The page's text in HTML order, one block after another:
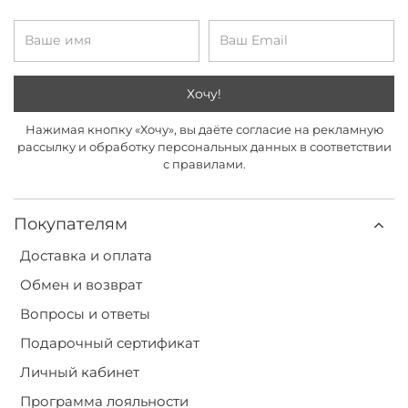
Покупателям
Доставка и оплата
Обмен и возврат
Вопросы и ответы
Подарочный сертификат
Личный кабинет
Программа лояльности
Хочу!
Нажимая кнопку «Хочу», вы даёте согласие на рекламную
рассылку и обработку персональных данных в соответствии
с правилами.